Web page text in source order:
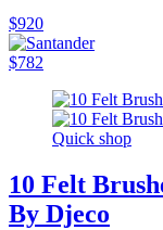
$920
$782
Quick shop
10 Felt
By Djeco